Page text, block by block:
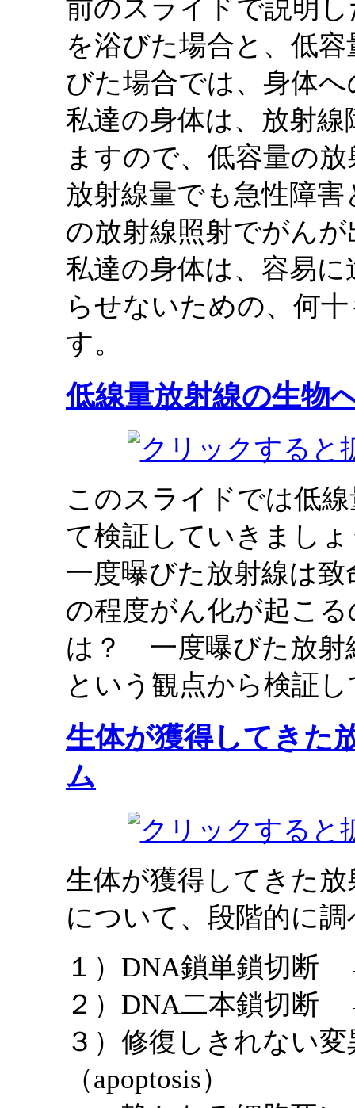
前のスライドで説明
を浴びた場合と、低
びた場合では、身体
私達の身体は、放射
ますので、低容量の
放射線量でも急性障
の放射線照射でがん
私達の身体は、容易
らせないための、何
す。
低線量放射線の生物
このスライドでは低
て検証していきまし
一度曝びた放射線は
の程度がん化が起こ
は？ 一度曝びた放射
という観点から検証
生体が獲得してきた
ム
生体が獲得してきた
について、段階的に
１）DNA鎖単鎖切
２）DNA二本鎖切
３）修復しきれな
（apoptosis）